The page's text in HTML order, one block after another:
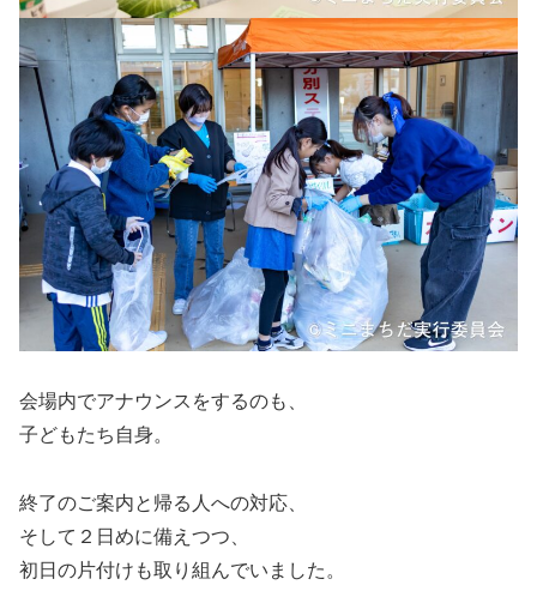
会場内でアナウンスをするのも、
子どもたち自身。
終了のご案内と帰る人への対応、
そして２日めに備えつつ、
初日の片付けも取り組んでいました。